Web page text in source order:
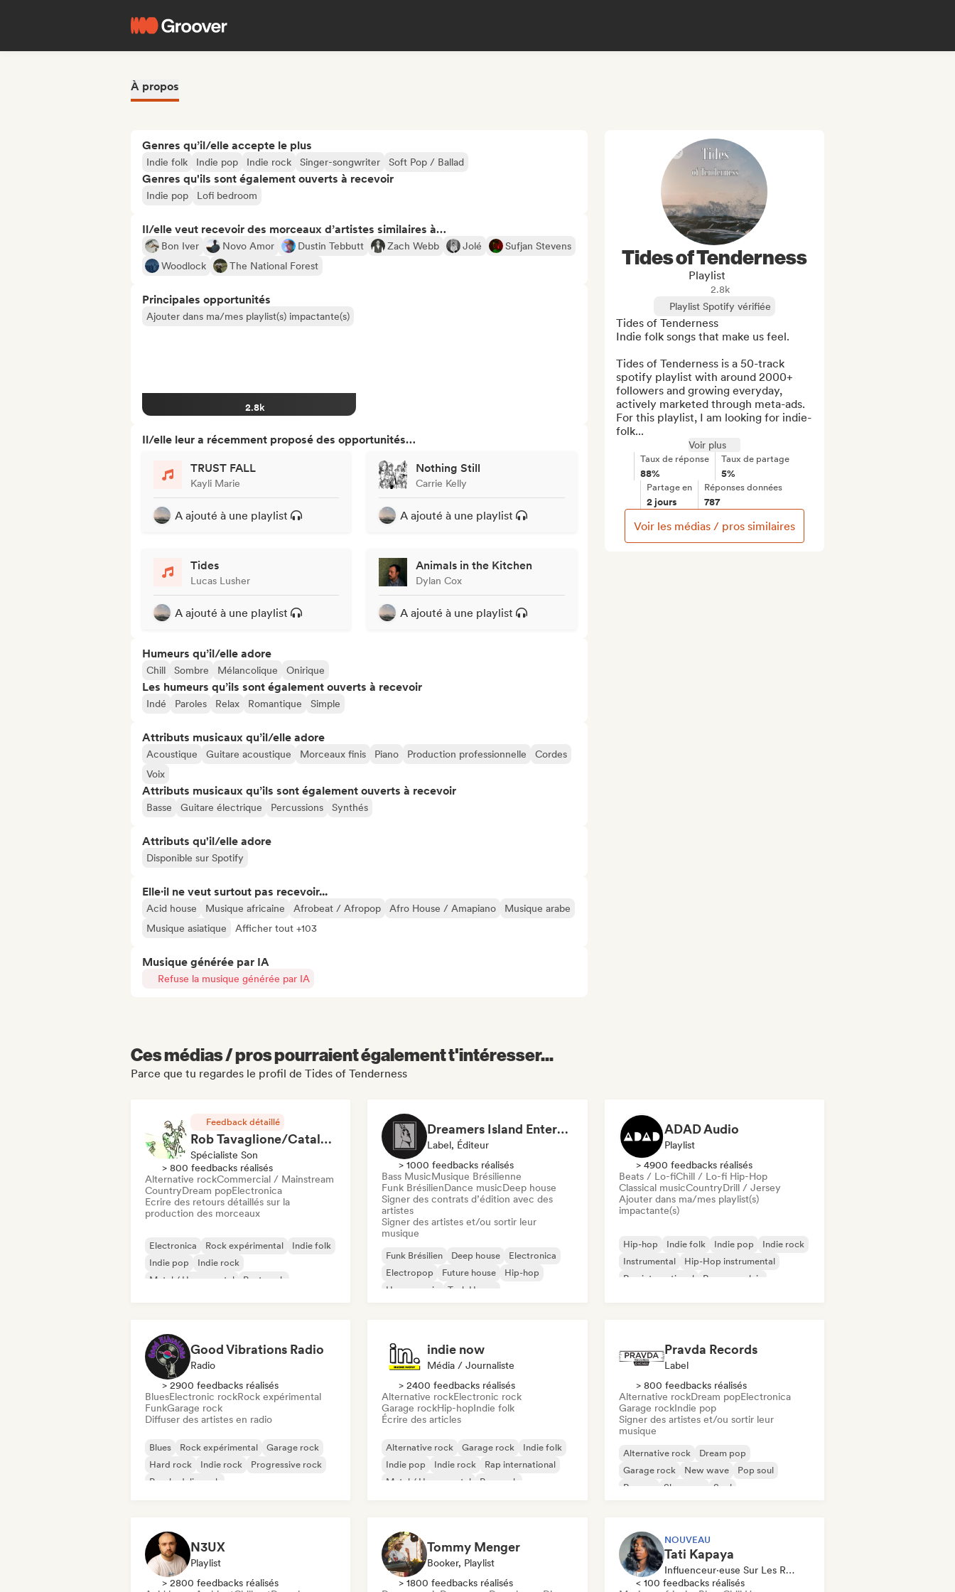
À propos
Genres qu’il/elle accepte le plus
Indie folk Indie pop Indie rock Singer-songwriter Soft Pop / Ballad
Genres qu'ils sont également ouverts à recevoir
Indie pop Lofi bedroom
Il/elle veut recevoir des morceaux d’artistes similaires à…
Bon Iver Novo Amor Dustin Tebbutt Zach Webb Jolé
Sufjan Stevens
Woodlock
The National Forest
Principales opportunités
Ajouter dans ma/mes playlist(s) impactante(s)
2.8k
Il/elle leur a récemment proposé des opportunités…
TRUST FALL
Kayli Marie
A ajouté à une playlist
Nothing Still
Carrie Kelly
A ajouté à une playlist
Tides
Lucas Lusher
A ajouté à une playlist
Animals in the Kitchen
Dylan Cox
A ajouté à une playlist
Humeurs qu’il/elle adore
Chill Sombre Mélancolique Onirique
Les humeurs qu’ils sont également ouverts à recevoir
Indé Paroles Relax Romantique Simple
Attributs musicaux qu’il/elle adore
Acoustique Guitare acoustique Morceaux finis Piano Production professionnelle
Cordes
Voix
Attributs musicaux qu’ils sont également ouverts à recevoir
Basse Guitare électrique Percussions Synthés
Attributs qu'il/elle adore
Disponible sur Spotify
Elle·il ne veut surtout pas recevoir...
Acid house Musique africaine Afrobeat / Afropop Afro House / Amapiano
Musique arabe
Musique asiatique
Afficher tout +103
Musique générée par IA
Refuse la musique générée par IA
Tides of Tenderness
Playlist
2.8k
Playlist Spotify vérifiée
Tides of Tenderness
Indie folk songs that make us feel.
Tides of Tenderness is a 50-track
spotify playlist with around 2000+
followers and growing everyday,
actively marketed through meta-ads.
For this playlist, I am looking for indie-
folk...
Voir plus
Taux de réponse
88%
Taux de partage
5%
Partage en
2 jours
Réponses données
787
Voir les médias / pros similaires
Ces médias / pros pourraient également t'intéresser...
Parce que tu regardes le profil de Tides of Tenderness
Feedback détaillé
Rob Tavaglione/Catalyst Recording
Spécialiste Son
> 800 feedbacks réalisés
Alternative rockCommercial / Mainstream
CountryDream popElectronica
Ecrire des retours détaillés sur la
production des morceaux
Electronica Rock expérimental
Indie folk
Indie pop
Indie rock
Metal / Heavy metal
Post punk
Dreamers Island Entertainment
Label, Éditeur
> 1000 feedbacks réalisés
Bass MusicMusique Brésilienne
Funk BrésilienDance musicDeep house
Signer des contrats d’édition avec des
artistes
Signer des artistes et/ou sortir leur
musique
Funk Brésilien Deep house
Electronica
Electropop
Future house
Hip-hop
House music
Tech House
ADAD Audio
Playlist
> 4900 feedbacks réalisés
Beats / Lo-fiChill / Lo-fi Hip-Hop
Classical musicCountryDrill / Jersey
Ajouter dans ma/mes playlist(s)
impactante(s)
Hip-hop Indie folk Indie pop
Indie rock
Instrumental
Hip-Hop instrumental
Rap international
Rap en anglais
Good Vibrations Radio
Radio
> 2900 feedbacks réalisés
BluesElectronic rockRock expérimental
FunkGarage rock
Diffuser des artistes en radio
Blues Rock expérimental
Garage rock
Hard rock
Indie rock
Progressive rock
Psychedelic rock
indie now
Média / Journaliste
> 2400 feedbacks réalisés
Alternative rockElectronic rock
Garage rockHip-hopIndie folk
Écrire des articles
Alternative rock Garage rock
Indie folk
Indie pop
Indie rock
Rap international
Metal / Heavy metal
Pop rock
Pravda Records
Label
> 800 feedbacks réalisés
Alternative rockDream popElectronica
Garage rockIndie pop
Signer des artistes et/ou sortir leur
musique
Alternative rock
Dream pop
Garage rock
New wave
Pop soul
Reggae
Shoegaze Soul
N3UX
Playlist
> 2800 feedbacks réalisés
Tommy Menger
Booker, Playlist
> 1800 feedbacks réalisés
NOUVEAU
Tati Kapaya
Influenceur·euse Sur Les Réseaux Sociaux
< 100 feedbacks réalisés